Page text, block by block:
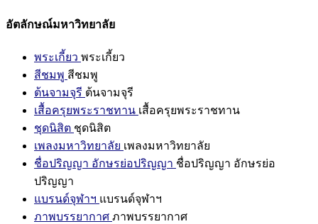
อัตลักษณ์มหาวิทยาลัย
พระเกี้ยว พระเกี้ยว
สีชมพู สีชมพู
ต้นจามจุรี ต้นจามจุรี
เสื้อครุยพระราชทาน เสื้อครุยพระราชทาน
ชุดนิสิต ชุดนิสิต
เพลงมหาวิทยาลัย เพลงมหาวิทยาลัย
ชื่อปริญญา อักษรย่อปริญญา ชื่อปริญญา อักษรย่อ
ปริญญา
แบรนด์จุฬาฯ แบรนด์จุฬาฯ
ภาพบรรยากาศ ภาพบรรยากาศ